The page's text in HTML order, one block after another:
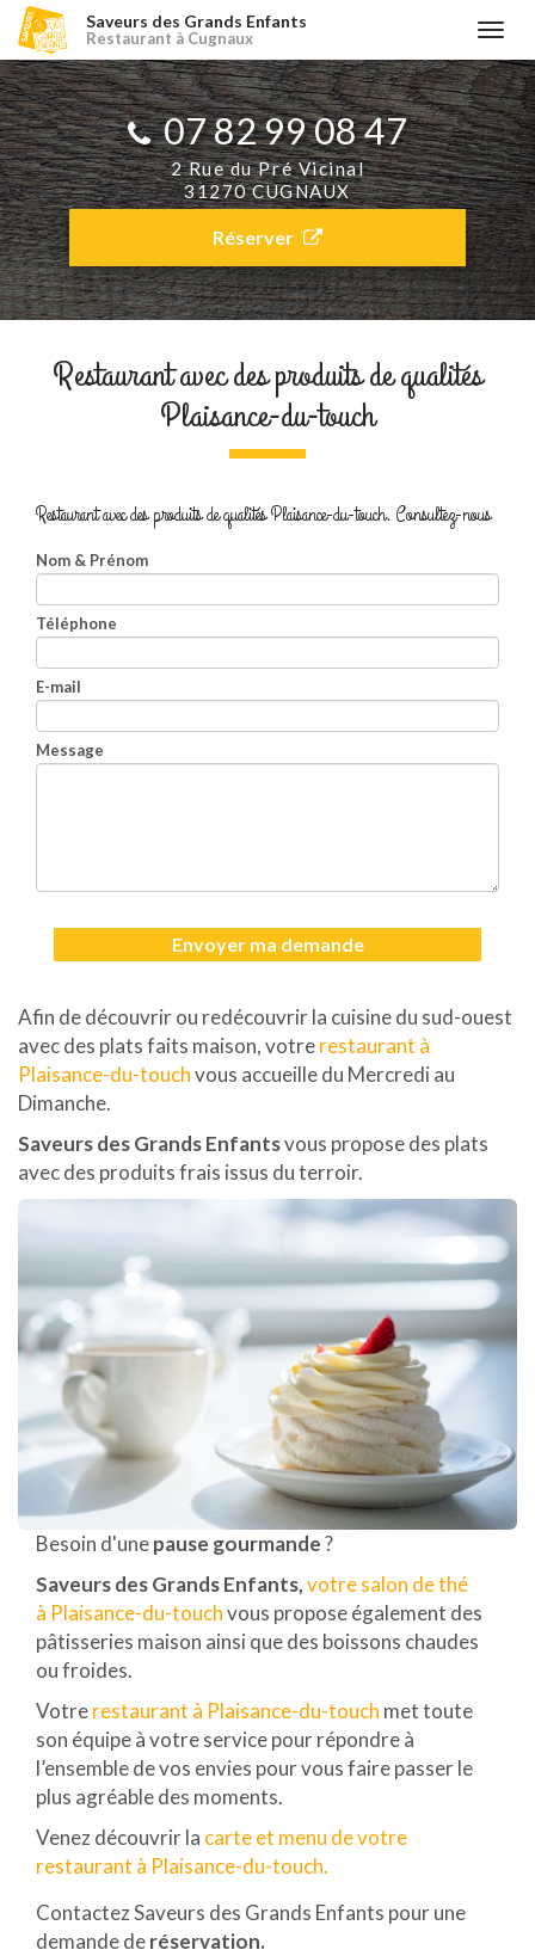
Aller
au
contenu
principal
Saveurs des Grands Enfants
Restaurant à Cugnaux
07 82 99 08 47​
2 Rue du Pré Vicinal
31270 CUGNAUX
Réserver
Restaurant avec des produits de qualités
Plaisance-du-touch
Restaurant avec des produits de qualités Plaisance-du-touch. Consultez-nous
Nom & Prénom
Téléphone
E-mail
Message
Envoyer ma demande
Afin de découvrir ou redécouvrir la cuisine du sud-ouest
avec des plats faits maison, votrerestaurant à
Plaisance-du-touchvous accueille du Mercredi au
Dimanche.
Saveurs des Grands Enfantsvous propose des plats
avec des produits frais issus du terroir.
Besoin d'unepause gourmande?
Saveurs des Grands Enfants,votre salon de thé
à Plaisance-du-touchvous propose également des
pâtisseries maison ainsi que des boissons chaudes
ou froides.
Votrerestaurant à Plaisance-du-touch met toute
son équipe à votre service pour répondre à
l’ensemble de vos envies pour vous faire passer le
plus agréable des moments.
Venez découvrir la carte et menu de votre
restaurant à Plaisance-du-touch.
Contactez Saveurs des Grands Enfants pour une
demande deréservation.